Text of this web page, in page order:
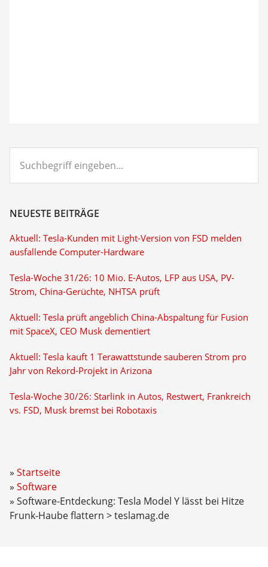
eingeben...
NEUESTE BEITRÄGE
Aktuell: Tesla-Kunden mit Light-Version von FSD melden
ausfallende Computer-Hardware
Tesla-Woche 31/26: 10 Mio. E-Autos, LFP aus USA, PV-
Strom, China-Gerüchte, NHTSA prüft
Aktuell: Tesla prüft angeblich China-Abspaltung für Fusion
mit SpaceX, CEO Musk dementiert
Aktuell: Tesla kauft 1 Terawattstunde sauberen Strom pro
Jahr von Rekord-Projekt in Arizona
Tesla-Woche 30/26: Starlink in Autos, Restwert, Frankreich
vs. FSD, Musk bremst bei Robotaxis
Startseite
Software
Software-Entdeckung: Tesla Model Y lässt bei Hitze
Frunk-Haube flattern > teslamag.de